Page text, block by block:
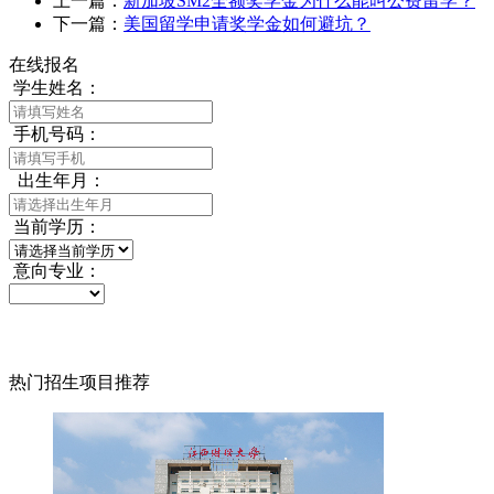
下一篇： 美国留学申请奖学金如何避坑？
在线报名
学生姓名：
手机号码：
出生年月：
当前学历：
意向专业：
热门招生项目推荐